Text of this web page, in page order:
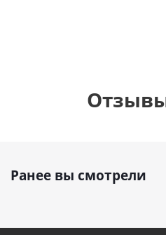
Ранее вы смотрели